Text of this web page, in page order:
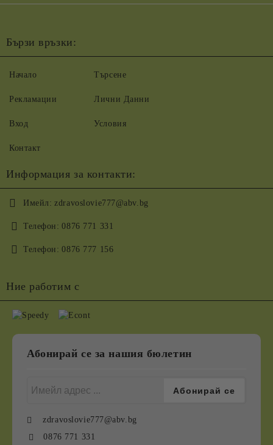
Бързи връзки:
Начало
Рекламации
Вход
Контакт
Търсене
Лични Данни
Условия
Информация за контакти:
Имейл: zdravoslovie777@abv.bg
Телефон: 0876 771 331
Телефон: 0876 777 156
Ние работим с
Абонирай се за нашия бюлетин
zdravoslovie777@abv.bg
0876 771 331